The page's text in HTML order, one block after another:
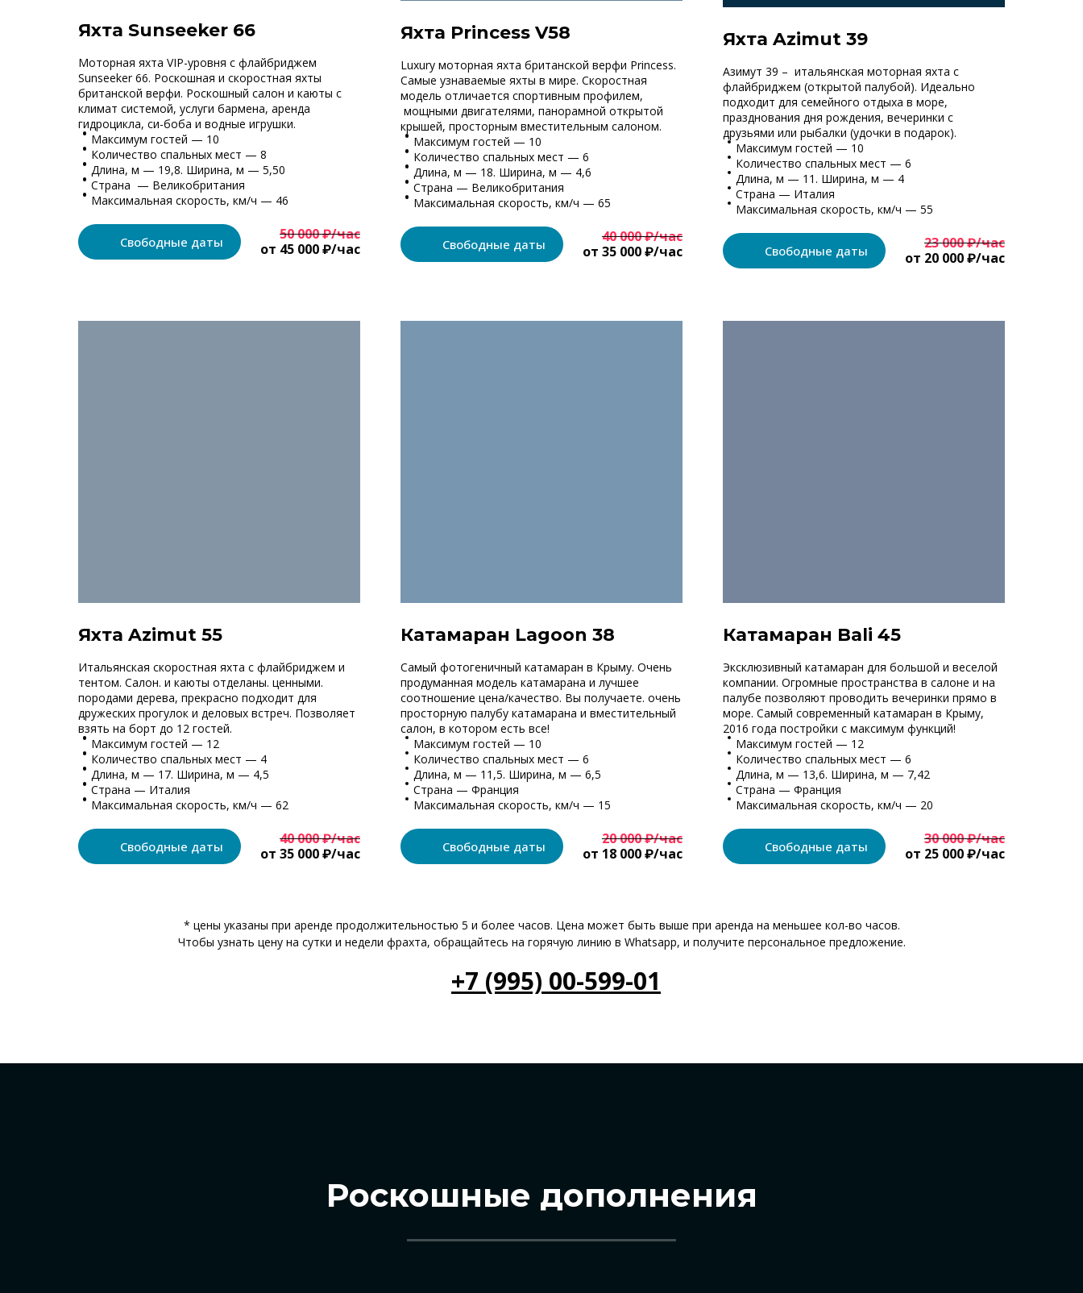
Яхта Sunseeker 66
Моторная яхта VIP-уровня с флайбриджем
Sunseeker 66. Роскошная и скоростная яхты
британской верфи. Роскошный салон и каюты с
климат системой, услуги бармена, аренда
гидроцикла, си-боба и водные игрушки.
Максимум гостей — 10
Количество спальных мест — 8
Длина, м — 19,8. Ширина, м — 5,50
Страна — Великобритания
Максимальная скорость, км/ч — 46
Свободные даты
50 000 ₽/час
от 45 000 ₽/час
Яхта Princess V58
Luxury моторная яхта британской верфи Princess.
Самые узнаваемые яхты в мире. Скоростная
модель отличается спортивным профилем,
мощными двигателями, панорамной открытой
крышей, просторным вместительным салоном.
Максимум гостей — 10
Количество спальных мест — 6
Длина, м — 18. Ширина, м — 4,6
Страна — Великобритания
Максимальная скорость, км/ч — 65
Свободные даты
40 000 ₽/час
от 35 000 ₽/час
Яхта Azimut 39
Азимут 39 – итальянская моторная яхта с
флайбриджем (открытой палубой). Идеально
подходит для семейного отдыха в море,
празднования дня рождения, вечеринки с
друзьями или рыбалки (удочки в подарок).
Максимум гостей — 10
Количество спальных мест — 6
Длина, м — 11. Ширина, м — 4
Страна — Италия
Максимальная скорость, км/ч — 55
Свободные даты
23 000 ₽/час
от 20 000 ₽/час
Яхта Azimut 55
Итальянская скоростная яхта с флайбриджем и
тентом. Салон. и каюты отделаны. ценными.
породами дерева, прекрасно подходит для
дружеских прогулок и деловых встреч. Позволяет
взять на борт до 12 гостей.
Максимум гостей — 12
Количество спальных мест — 4
Длина, м — 17. Ширина, м — 4,5
Страна — Италия
Максимальная скорость, км/ч — 62
Свободные даты
40 000 ₽/час
от 35 000 ₽/час
Катамаран Lagoon 38
Самый фотогеничный катамаран в Крыму. Очень
продуманная модель катамарана и лучшее
соотношение цена/качество. Вы получаете. очень
просторную палубу катамарана и вместительный
салон, в котором есть все!
Максимум гостей — 10
Количество спальных мест — 6
Длина, м — 11,5. Ширина, м — 6,5
Страна — Франция
Максимальная скорость, км/ч — 15
Свободные даты
20 000 ₽/час
от 18 000 ₽/час
Катамаран Bali 45
Эксклюзивный катамаран для большой и веселой
компании. Огромные пространства в салоне и на
палубе позволяют проводить вечеринки прямо в
море. Самый современный катамаран в Крыму,
2016 года постройки с максимум функций!
Максимум гостей — 12
Количество спальных мест — 6
Длина, м — 13,6. Ширина, м — 7,42
Страна — Франция
Максимальная скорость, км/ч — 20
Свободные даты
30 000 ₽/час
от 25 000 ₽/час
* цены указаны при аренде продолжительностью 5 и более часов. Цена может быть выше при аренда на меньшее кол-во часов.
Чтобы узнать цену на сутки и недели фрахта, обращайтесь на горячую линию в Whatsapp, и получите персональное предложение.
+7 (995) 00-599-01
Роскошные дополнения